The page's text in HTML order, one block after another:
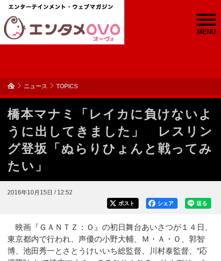
MENU
ニュース TOPICS
橋本マナミ「レイカに負けないよ
うに出してきました」 レスリン
グ登坂「ぬらりひょんと戦ってみ
たい」
2016年10月15日 / 12:52
送る
シェア
ポスト
映画『ＧＡＮＴＺ：Ｏ』の初日舞台あいさつが１４日、
東京都内で行われ、声優の小野大輔、Ｍ・Ａ・Ｏ、郭智
博、池田秀一とさとうけいいち総監督、川村泰監督、“応